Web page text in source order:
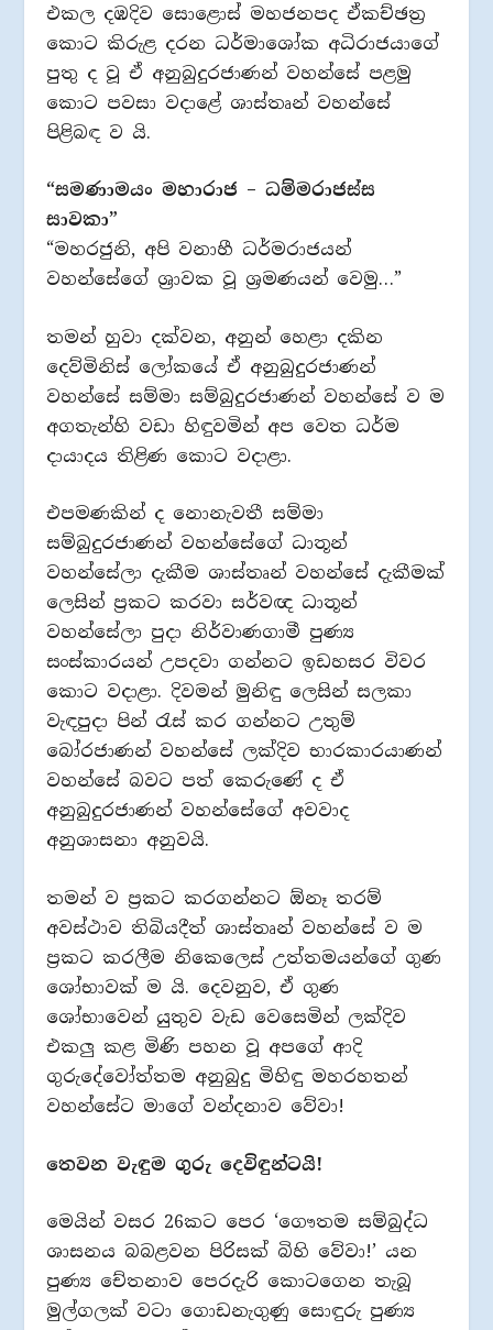
එකල දඹදිව සොළොස් මහජනපද ඒකච්ඡත්‍ර
කොට කිරුළ දරන ධර්මාශෝක අධිරාජයාගේ
පුතු ද වූ ඒ අනුබුදුරජාණන් වහන්සේ පළමු
කොට පවසා වදාළේ ශාස්තෘන් වහන්සේ
පිළිබඳ ව යි.
“සමණාමයං මහාරාජ – ධම්මරාජස්ස
සාවකා”
“මහරජුනි, අපි වනාහී ධර්මරාජයන්
වහන්සේගේ ශ්‍රාවක වූ ශ්‍රමණයන් වෙමු…”
තමන් හුවා දක්වන, අනුන් හෙළා දකින
දෙව්මිනිස් ලෝකයේ ඒ අනුබුදුරජාණන්
වහන්සේ සම්මා සම්බුදුරජාණන් වහන්සේ ව ම
අගතැන්හි වඩා හිඳුවමින් අප වෙත ධර්ම
දායාදය තිළිණ කොට වදාළා.
එපමණකින් ද නොනැවතී සම්මා
සම්බුදුරජාණන් වහන්සේගේ ධාතූන්
වහන්සේලා දැකීම ශාස්තෘන් වහන්සේ දැකීමක්
ලෙසින් ප්‍රකට කරවා සර්වඥ ධාතූන්
වහන්සේලා පුදා නිර්වාණගාමී පුණ්‍ය
සංස්කාරයන් උපදවා ගන්නට ඉඩහසර විවර
කොට වදාළා. දිවමන් මුනිඳු ලෙසින් සලකා
වැඳපුදා පින් රැස් කර ගන්නට උතුම්
බෝරජාණන් වහන්සේ ලක්දිව භාරකාරයාණන්
වහන්සේ බවට පත් කෙරුණේ ද ඒ
අනුබුදුරජාණන් වහන්සේගේ අවවාද
අනුශාසනා අනුවයි.
තමන් ව ප්‍රකට කරගන්නට ඕනෑ තරම්
අවස්ථාව තිබියදීත් ශාස්තෘන් වහන්සේ ව ම
ප්‍රකට කරලීම නිකෙලෙස් උත්තමයන්ගේ ගුණ
ශෝභාවක් ම යි. දෙවනුව, ඒ ගුණ
ශෝභාවෙන් යුතුව වැඩ වෙසෙමින් ලක්දිව
එකලු කළ මිණි පහන වූ අපගේ ආදි
ගුරුදේවෝත්තම අනුබුදු මිහිඳු මහරහතන්
වහන්සේට මාගේ වන්දනාව වේවා!
තෙවන වැඳුම ගුරු දෙවිඳුන්ටයි!
මෙයින් වසර 26කට පෙර ‘ගෞතම සම්බුද්ධ
ශාසනය බබළවන පිරිසක් බිහි වේවා!’ යන
පුණ්‍ය චේතනාව පෙරදැරි කොටගෙන තැබූ
මුල්ගලක් වටා ගොඩනැගුණු සොඳුරු පුණ්‍ය